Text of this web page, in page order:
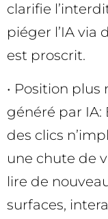
clarifie
piéger l’IA via
est proscrit.
• Position
généré par IA:
des clics
une chute de
lire de
surfaces,